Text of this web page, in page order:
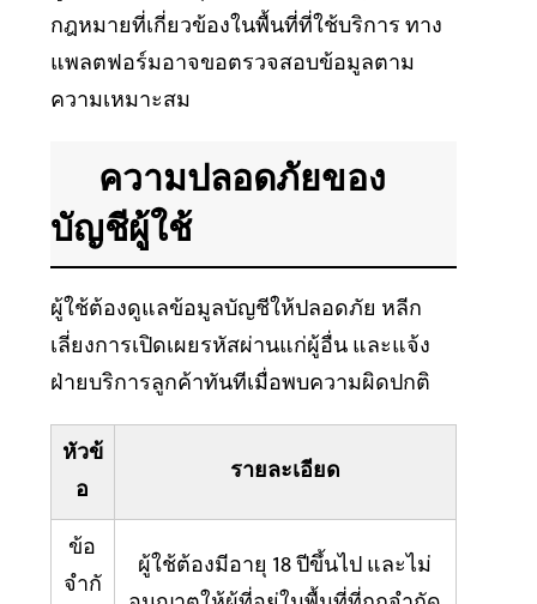
กฎหมายที่เกี่ยวข้องในพื้นที่ที่ใช้บริการ ทาง
แพลตฟอร์มอาจขอตรวจสอบข้อมูลตาม
ความเหมาะสม
ความปลอดภัยของ
บัญชีผู้ใช้
ผู้ใช้ต้องดูแลข้อมูลบัญชีให้ปลอดภัย หลีก
เลี่ยงการเปิดเผยรหัสผ่านแก่ผู้อื่น และแจ้ง
ฝ่ายบริการลูกค้าทันทีเมื่อพบความผิดปกติ
หัวข้
อ
รายละเอียด
ข้อ
จำกั
ผู้ใช้ต้องมีอายุ 18 ปีขึ้นไป และไม่